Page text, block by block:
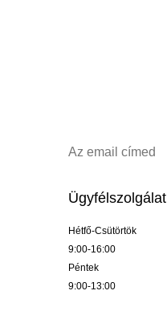
Ügyfélszolgálat
Hétfő-Csütörtök
9:00-16:00
Péntek
9:00-13:00